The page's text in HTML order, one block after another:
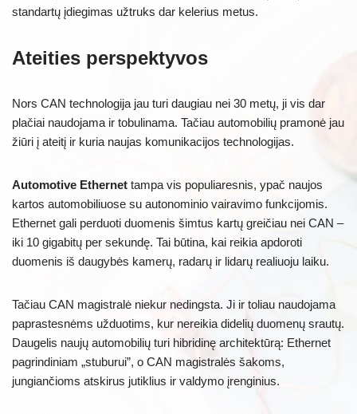
standartų įdiegimas užtruks dar kelerius metus.
Ateities perspektyvos
Nors CAN technologija jau turi daugiau nei 30 metų, ji vis dar
plačiai naudojama ir tobulinama. Tačiau automobilių pramonė jau
žiūri į ateitį ir kuria naujas komunikacijos technologijas.
Automotive Ethernet tampa vis populiaresnis, ypač naujos
kartos automobiliuose su autonominio vairavimo funkcijomis.
Ethernet gali perduoti duomenis šimtus kartų greičiau nei CAN –
iki 10 gigabitų per sekundę. Tai būtina, kai reikia apdoroti
duomenis iš daugybės kamerų, radarų ir lidarų realiuoju laiku.
Tačiau CAN magistralė niekur nedingsta. Ji ir toliau naudojama
paprastesnėms užduotims, kur nereikia didelių duomenų srautų.
Daugelis naujų automobilių turi hibridinę architektūrą: Ethernet
pagrindiniam „stuburui”, o CAN magistralės šakoms,
jungiančioms atskirus jutiklius ir valdymo įrenginius.